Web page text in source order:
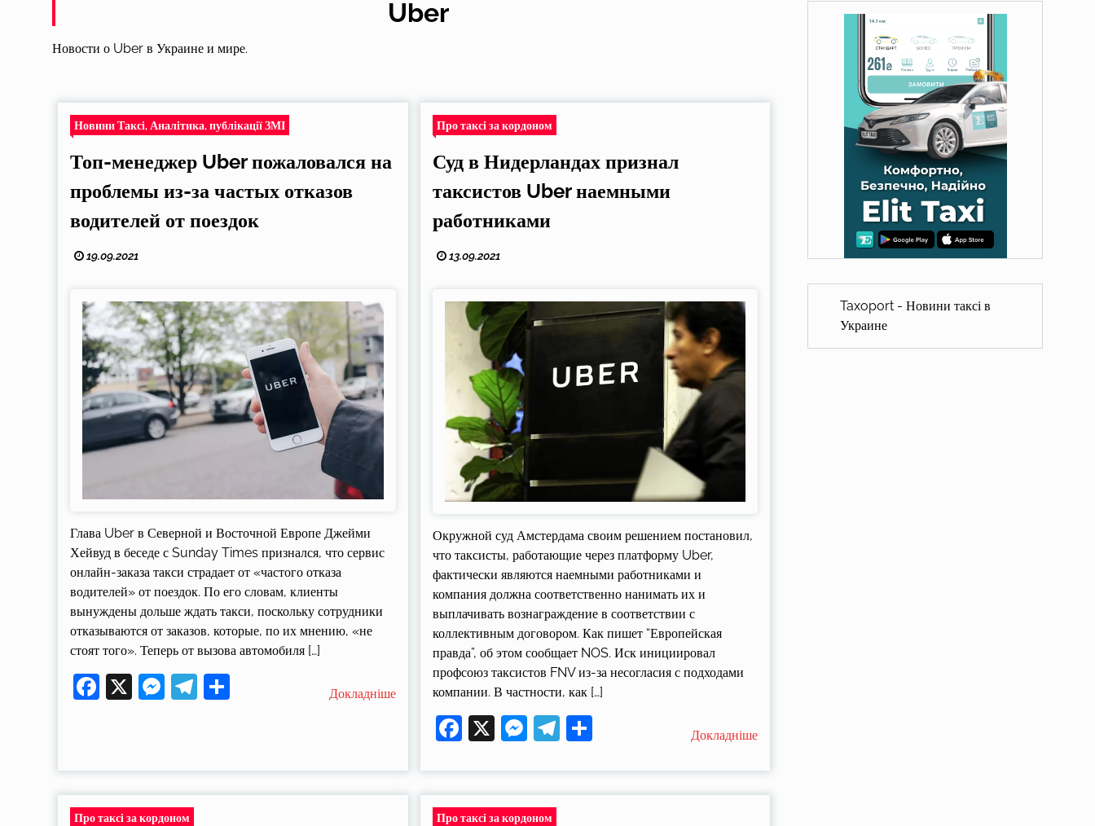
Uber
Новости о Uber в Украине и мире.
Новини Таксі, Аналітика, публікації ЗМІ
Топ-менеджер Uber пожаловался на
проблемы из-за частых отказов
водителей от поездок
19.09.2021
Глава Uber в Северной и Восточной Европе Джейми
Хейвуд в беседе с Sunday Times признался, что сервис
онлайн-заказа такси страдает от «частого отказа
водителей» от поездок. По его словам, клиенты
вынуждены дольше ждать такси, поскольку сотрудники
отказываются от заказов, которые, по их мнению, «не
стоят того». Теперь от вызова автомобиля […]
Facebook
X Messenger
Telegram
ПоділитисяДокладніше
Про таксі за кордоном
Суд в Нидерландах признал
таксистов Uber наемными
работниками
13.09.2021
Окружной суд Амстердама своим решением постановил,
что таксисты, работающие через платформу Uber,
фактически являются наемными работниками и
компания должна соответственно нанимать их и
выплачивать вознаграждение в соответствии с
коллективным договором. Как пишет “Европейская
правда”, об этом сообщает NOS. Иск инициировал
профсоюз таксистов FNV из-за несогласия с подходами
компании. В частности, как […]
Facebook
X Messenger
Telegram
ПоділитисяДокладніше
Про таксі за кордоном Про таксі за кордоном
Taxoport - Новини таксі в
Украине